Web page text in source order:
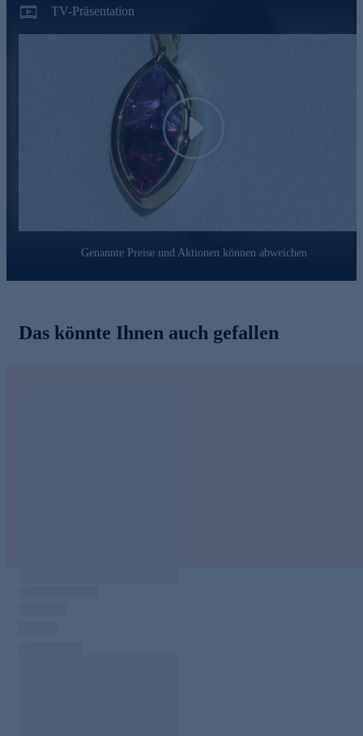
Konformität mit den Bestimmungen der Schweizer
Edelmetallkontrollgesetzgebung.
Sichern Sie sich den lila Edelsteintraum bequem und sicher
TV-Präsentation
Play
Genannte Preise und Aktionen können abweichen
Das könnte Ihnen auch gefallen